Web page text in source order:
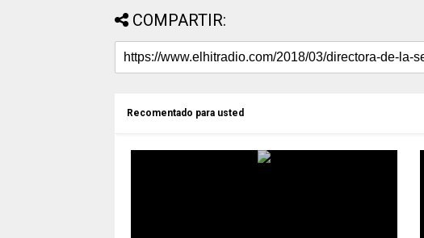
COMPARTIR:
Recomentado para usted